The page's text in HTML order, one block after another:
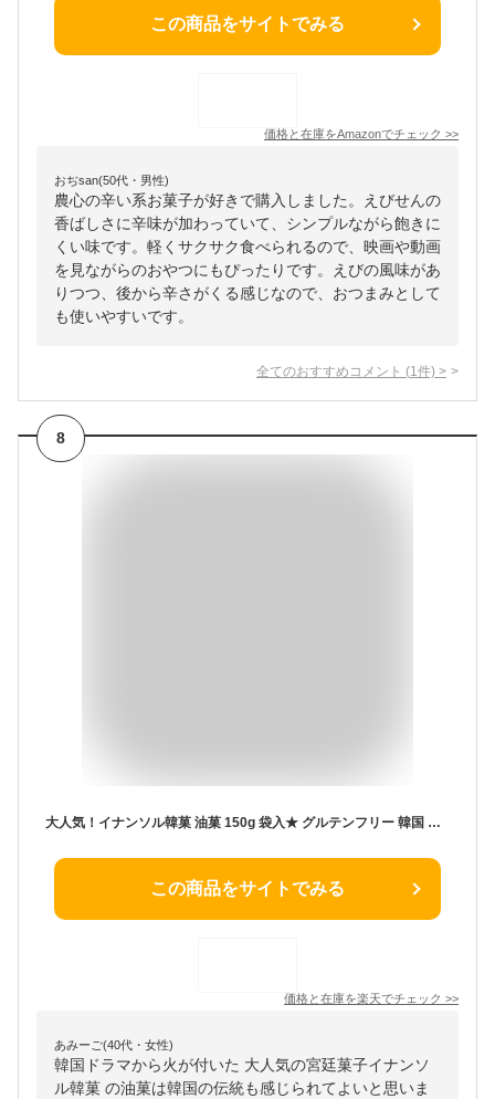
この商品をサイトでみる
価格と在庫をAmazonでチェック >>
おぢsan(50代・男性)
農心の辛い系お菓子が好きで購入しました。えびせんの
香ばしさに辛味が加わっていて、シンプルながら飽きに
くい味です。軽くサクサク食べられるので、映画や動画
を見ながらのおやつにもぴったりです。えびの風味があ
りつつ、後から辛さがくる感じなので、おつまみとして
も使いやすいです。
全てのおすすめコメント (1 件) >
8
大人気！イナンソル韓菓 油菓 150g 袋入★ グルテンフリー 韓国 伝統菓子 無添加 韓国ドラマ 宮廷菓子 甘さ控えめ ほんのり生姜味 天然色素 餅粉 INANSOL ギフト 贈り物 おやつ 韓国ドラマ 帝王の娘 スベクヒャン《 宅急便 》《 クール便 》
この商品をサイトでみる
価格と在庫を楽天でチェック >>
あみーご(40代・女性)
韓国ドラマから火が付いた 大人気の宮廷菓子イナンソ
ル韓菓 の油菓は韓国の伝統も感じられてよいと思いま